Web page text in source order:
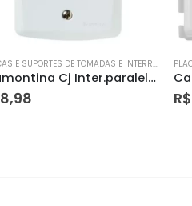
PLACAS E SUPORTES DE TOMADAS E INTERRUPTORES
Campainha Cigarra Eletrônica Bivolt – Tramontina
36,90 R$